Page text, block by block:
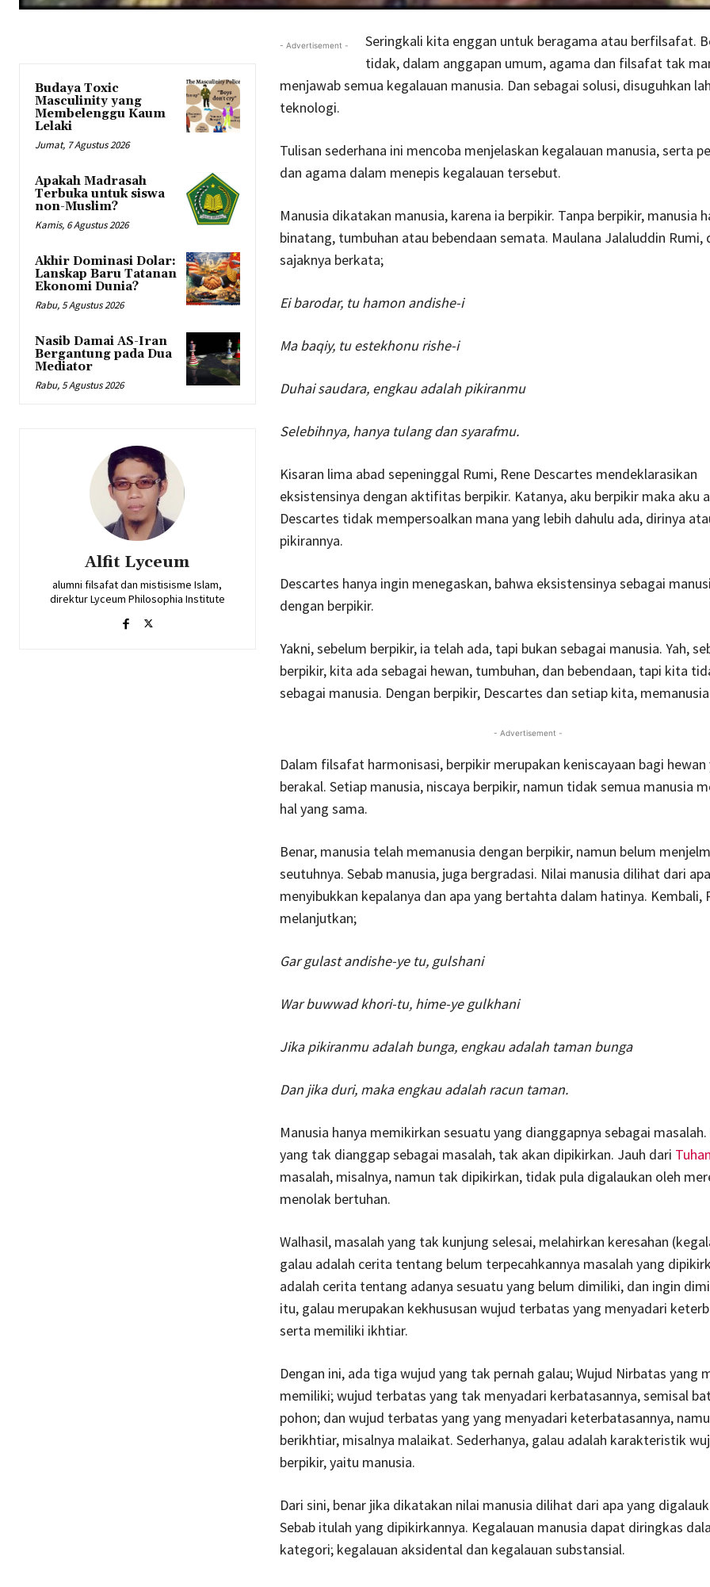
Budaya Toxic
Masculinity yang
Membelenggu Kaum
Lelaki
Jumat, 7 Agustus 2026
Apakah Madrasah
Terbuka untuk siswa
non-Muslim?
Kamis, 6 Agustus 2026
Akhir Dominasi Dolar:
Lanskap Baru Tatanan
Ekonomi Dunia?
Rabu, 5 Agustus 2026
Nasib Damai AS-Iran
Bergantung pada Dua
Mediator
Rabu, 5 Agustus 2026
Alfit Lyceum
alumni filsafat dan mistisisme Islam,
direktur Lyceum Philosophia Institute
- Advertisement -
Seringkali kita enggan untuk beragama atau berfilsafat.
tidak, dalam anggapan umum, agama dan filsafat tak
menjawab semua kegalauan manusia. Dan sebagai solusi, disuguhkan
teknologi.
Tulisan sederhana ini mencoba menjelaskan kegalauan manusia, serta
dan agama dalam menepis kegalauan tersebut.
Manusia dikatakan manusia, karena ia berpikir. Tanpa berpikir, manusia
binatang, tumbuhan atau bebendaan semata. Maulana Jalaluddin Rumi,
sajaknya berkata;
Ei barodar, tu hamon andishe-i
Ma baqiy, tu estekhonu rishe-i
Duhai saudara, engkau adalah pikiranmu
Selebihnya, hanya tulang dan syarafmu.
Kisaran lima abad sepeninggal Rumi, Rene Descartes mendeklarasikan
eksistensinya dengan aktifitas berpikir. Katanya, aku berpikir maka aku
Descartes tidak mempersoalkan mana yang lebih dahulu ada, dirinya
pikirannya.
Descartes hanya ingin menegaskan, bahwa eksistensinya sebagai
dengan berpikir.
Yakni, sebelum berpikir, ia telah ada, tapi bukan sebagai manusia. Yah,
berpikir, kita ada sebagai hewan, tumbuhan, dan bebendaan, tapi kita
sebagai manusia. Dengan berpikir, Descartes dan setiap kita,
- Advertisement -
Dalam filsafat harmonisasi, berpikir merupakan keniscayaan bagi hewan
berakal. Setiap manusia, niscaya berpikir, namun tidak semua manusia
hal yang sama.
Benar, manusia telah memanusia dengan berpikir, namun belum
seutuhnya. Sebab manusia, juga bergradasi. Nilai manusia dilihat dari
menyibukkan kepalanya dan apa yang bertahta dalam hatinya. Kembali,
melanjutkan;
Gar gulast andishe-ye tu, gulshani
War buwwad khori-tu, hime-ye gulkhani
Jika pikiranmu adalah bunga, engkau adalah taman bunga
Dan jika duri, maka engkau adalah racun taman.
Manusia hanya memikirkan sesuatu yang dianggapnya sebagai masalah.
yang tak dianggap sebagai masalah, tak akan dipikirkan. Jauh dari Tuhan
masalah, misalnya, namun tak dipikirkan, tidak pula digalaukan oleh
menolak bertuhan.
Walhasil, masalah yang tak kunjung selesai, melahirkan keresahan
galau adalah cerita tentang belum terpecahkannya masalah yang
adalah cerita tentang adanya sesuatu yang belum dimiliki, dan ingin
itu, galau merupakan kekhususan wujud terbatas yang menyadari
serta memiliki ikhtiar.
Dengan ini, ada tiga wujud yang tak pernah galau; Wujud Nirbatas yang
memiliki; wujud terbatas yang tak menyadari kerbatasannya, semisal
pohon; dan wujud terbatas yang yang menyadari keterbatasannya,
berikhtiar, misalnya malaikat. Sederhanya, galau adalah karakteristik
berpikir, yaitu manusia.
Dari sini, benar jika dikatakan nilai manusia dilihat dari apa yang
Sebab itulah yang dipikirkannya. Kegalauan manusia dapat diringkas
kategori; kegalauan aksidental dan kegalauan substansial.